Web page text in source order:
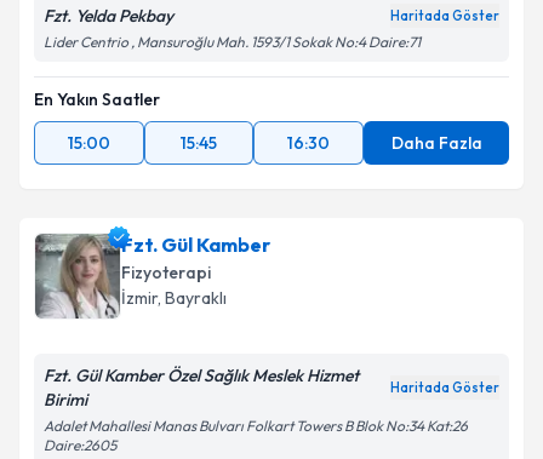
Fzt. Yelda Pekbay Haritada Göster
Lider Centrio , Mansuroğlu Mah. 1593/1 Sokak No:4 Daire:71
En Yakın Saatler
15:00
15:45 16:30 Daha Fazla
Fzt. Gül Kamber
Fizyoterapi
İzmir, Bayraklı
Fzt. Gül Kamber Özel Sağlık Meslek Hizmet
Birimi
Haritada Göster
Adalet Mahallesi Manas Bulvarı Folkart Towers B Blok No:34 Kat:26
Daire:2605